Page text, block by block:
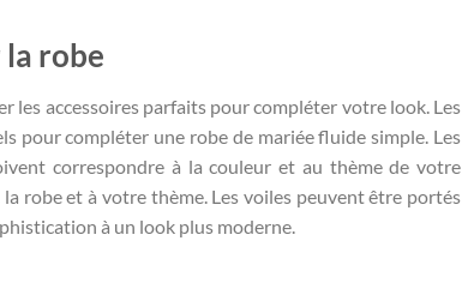
la robe
les accessoires parfaits pour compléter votre look. Les
pour compléter une robe de mariée fluide simple. Les
correspondre à la couleur et au thème de votre
robe et à votre thème. Les voiles peuvent être portés
à un look plus moderne.